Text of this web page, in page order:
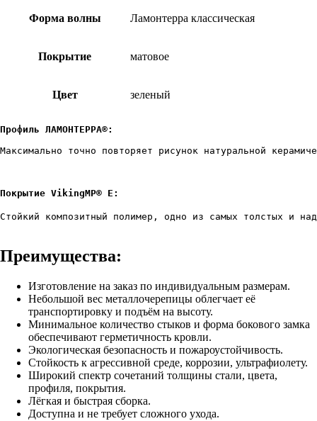
Форма волны Ламонтерра классическая
Покрытие матовое
Цвет зеленый
Профиль ЛАМОНТЕРРА®:
Максимально точно повторяет рисунок натуральной
Покрытие VikingMP® E:
Стойкий композитный полимер, одно из самых толстых и
Преимущества:
Изготовление на заказ по индивидуальным размерам.
Небольшой вес металлочерепицы облегчает её
транспортировку и подъём на высоту.
Минимальное количество стыков и форма бокового замка
обеспечивают герметичность кровли.
Экологическая безопасность и пожароустойчивость.
Стойкость к агрессивной среде, коррозии, ультрафиолету.
Широкий спектр сочетаний толщины стали, цвета,
профиля, покрытия.
Лёгкая и быстрая сборка.
Доступна и не требует сложного ухода.